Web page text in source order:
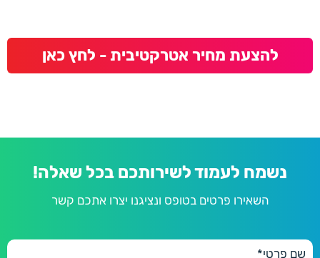
להצעת מחיר אטרקטיבית - לחץ כאן
נשמח לעמוד לשירותכם בכל שאלה!
השאירו פרטים בטופס ונציגנו יצרו אתכם קשר